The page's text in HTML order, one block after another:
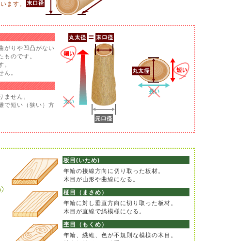
ます。
がりや凹凸がない
ものです。
。
ん。
ません。
で短い（狭い）方
板目(いため)
年輪の接線方向に切り取った板材。
木目が山形や曲線になる。
柾目（まさめ）
年輪に対し垂直方向に切り取った板材。
木目が直線で縞模様になる。
杢目（もくめ）
年輪、繊維、色が不規則な模様の木目。